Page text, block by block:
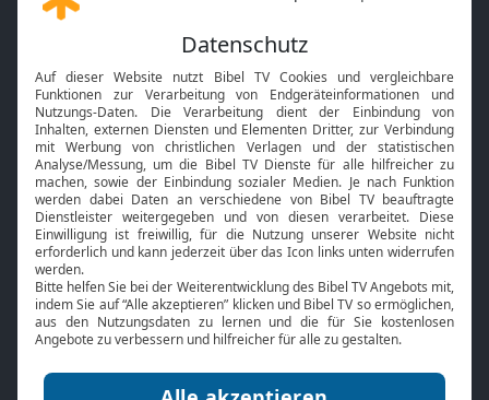
Gott und Bibel erklärt
Neuigkeiten
Mobile App
Smart TV
HbbTV
Bibelthek Online-Bibel
Nächster Gottesdienst
Bibel TV
Über uns
Jobs
Mediadaten
Service
Kontakt
TV-Empfang